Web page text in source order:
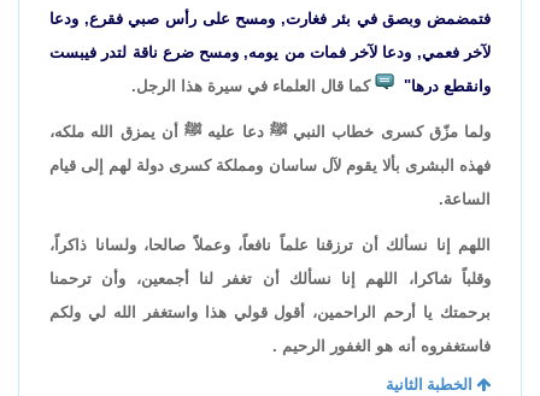
فتمضمض وبصق في بئر فغارت, ومسح على رأس صبي فقرع, ودعا
لآخر فعمي, ودعا لآخر فمات من يومه, ومسح ضرع ناقة لتدر فيبست
وانقطع درها"
كما قال العلماء في سيرة هذا الرجل.
ولما مزّق كسرى خطاب النبي ﷺ دعا عليه ﷺ أن يمزق الله ملكه،
فهذه البشرى بألا يقوم لآل ساسان ومملكة كسرى دولة لهم إلى قيام
الساعة.
اللهم إنا نسألك أن ترزقنا علماً نافعاً، وعملاًَ صالحا، ولسانا ذاكراً،
وقلباً شاكرا، اللهم إنا نسألك أن تغفر لنا أجمعين، وأن ترحمنا
برحمتك يا أرحم الراحمين، أقول قولي هذا واستغفر الله لي ولكم
فاستغفروه أنه هو الغفور الرحيم .
الخطبة الثانية